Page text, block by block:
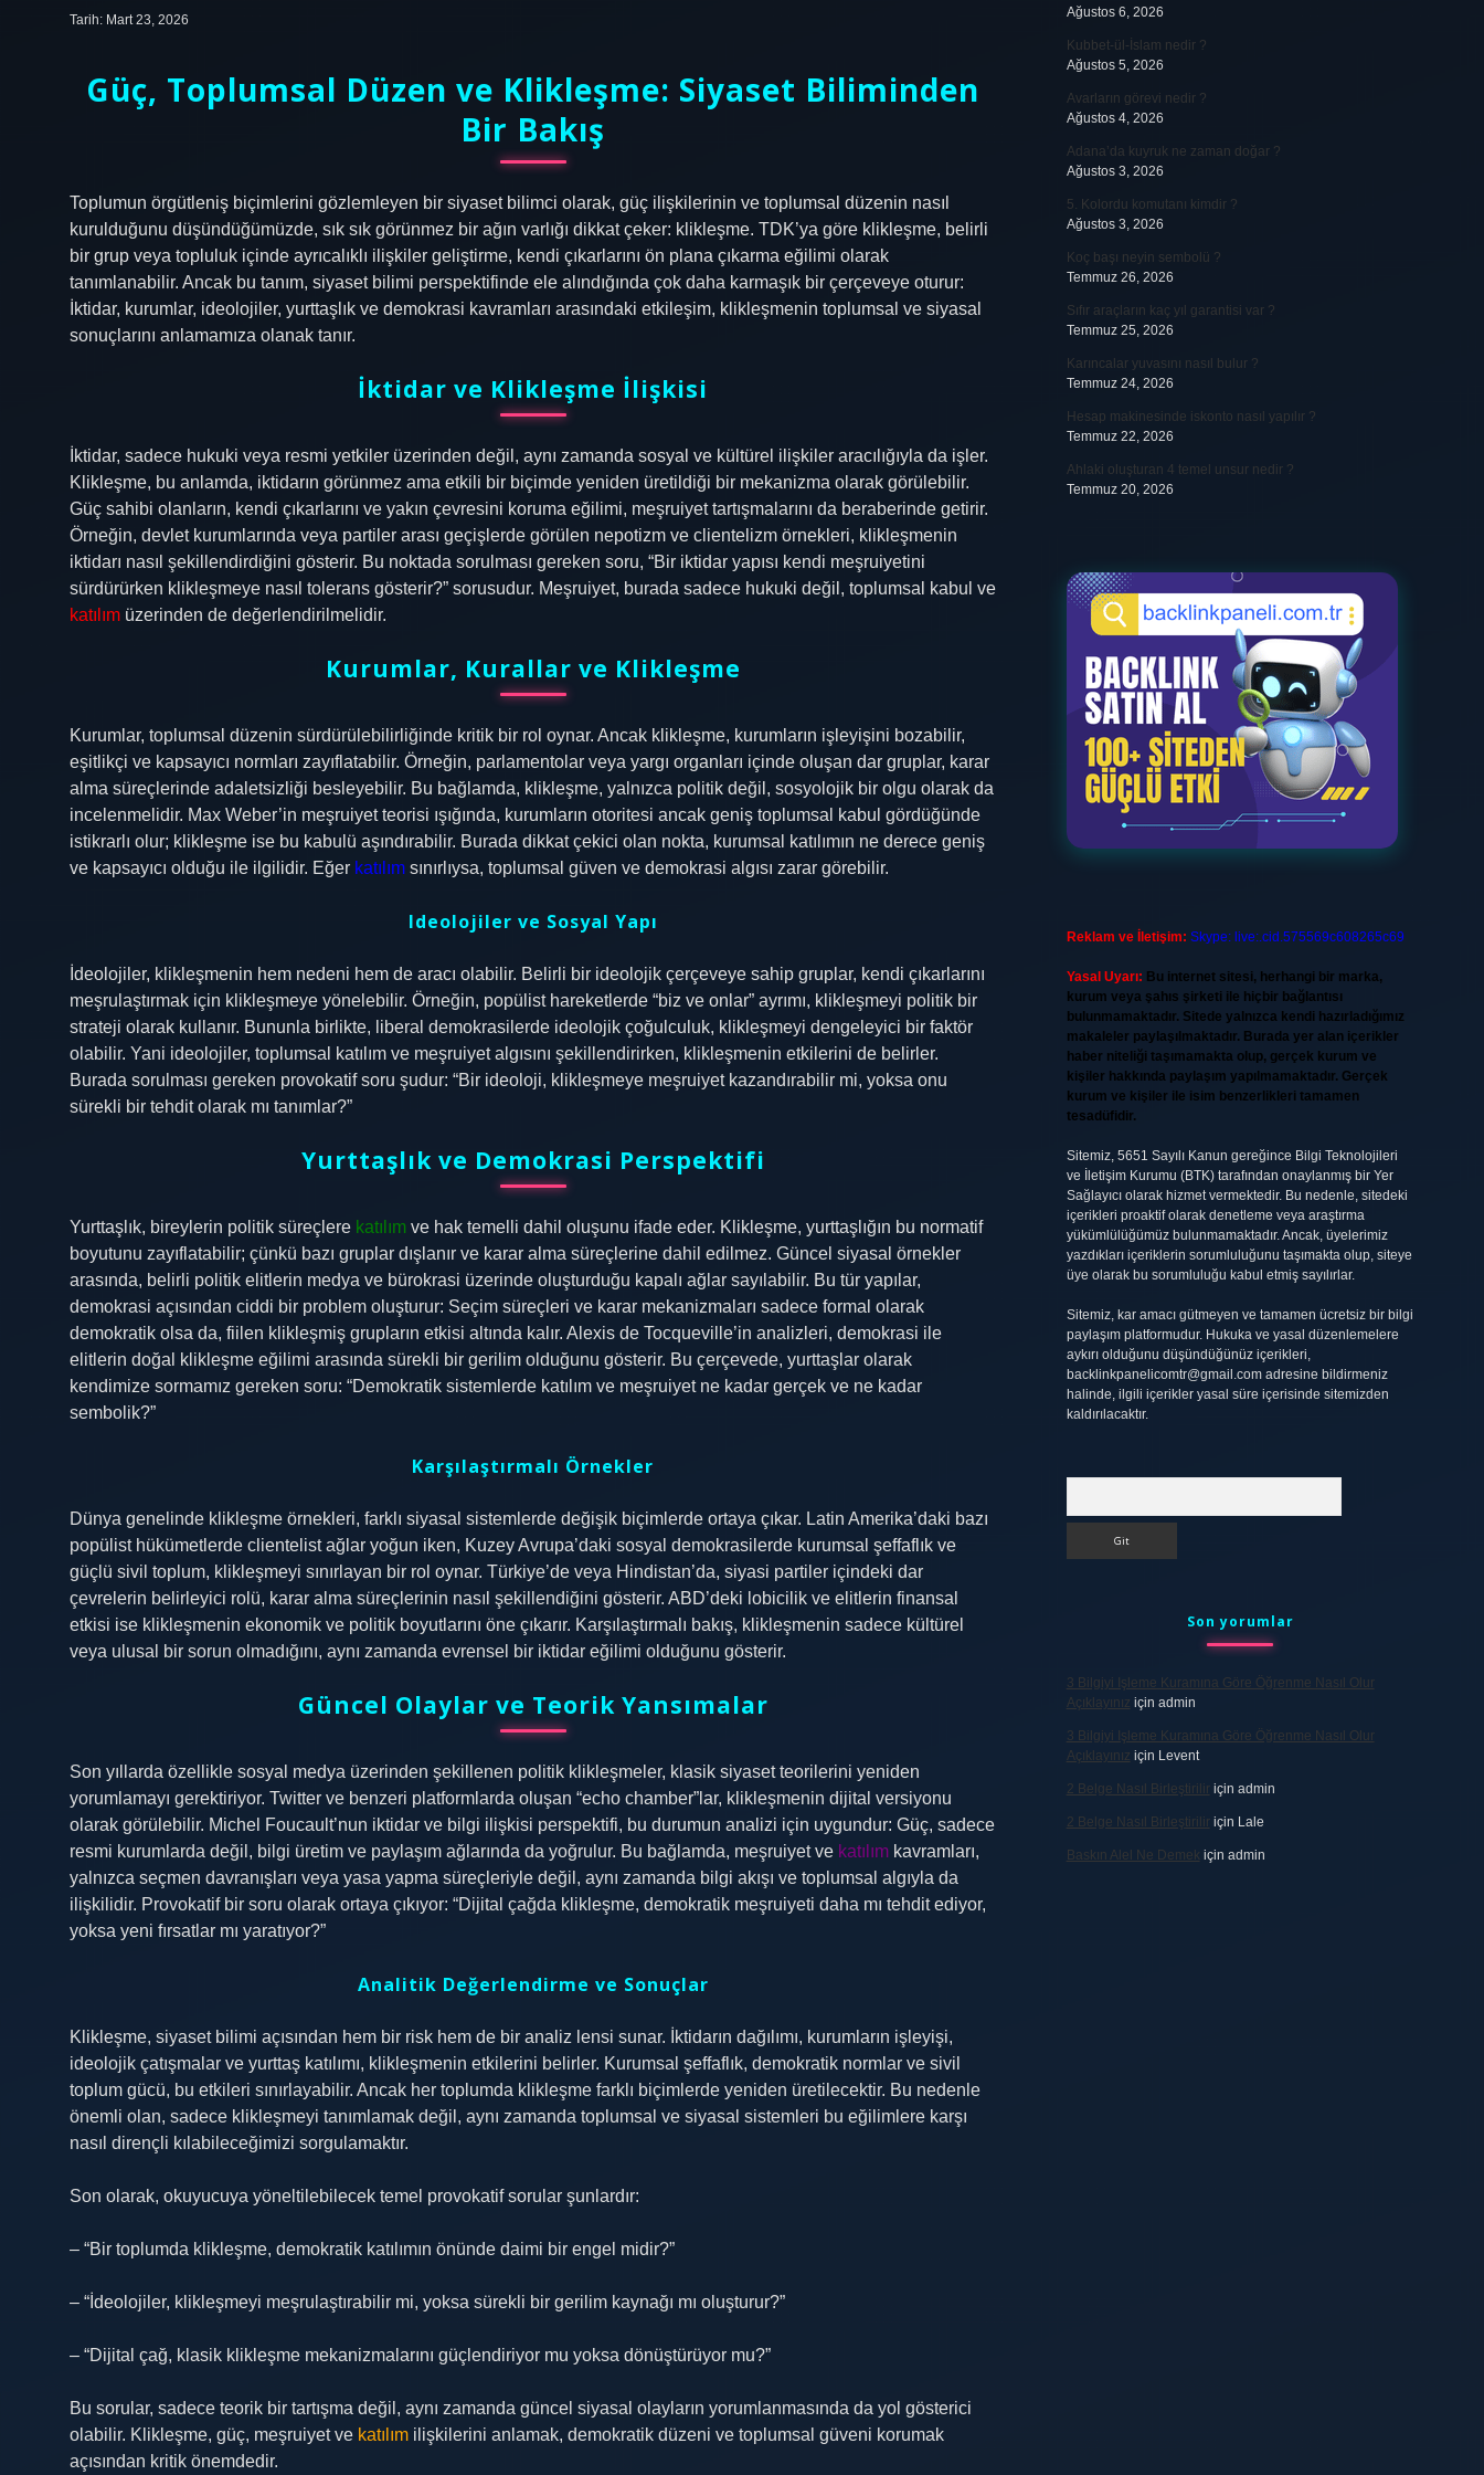
Tarih: Mart 23, 2026
Güç, Toplumsal Düzen ve Klikleşme: Siyaset Biliminden
Bir Bakış
Toplumun örgütleniş biçimlerini gözlemleyen bir siyaset bilimci olarak, güç ilişkilerinin ve toplumsal düzenin nasıl
kurulduğunu düşündüğümüzde, sık sık görünmez bir ağın varlığı dikkat çeker: klikleşme. TDK’ya göre klikleşme, belirli
bir grup veya topluluk içinde ayrıcalıklı ilişkiler geliştirme, kendi çıkarlarını ön plana çıkarma eğilimi olarak
tanımlanabilir. Ancak bu tanım, siyaset bilimi perspektifinde ele alındığında çok daha karmaşık bir çerçeveye oturur:
İktidar, kurumlar, ideolojiler, yurttaşlık ve demokrasi kavramları arasındaki etkileşim, klikleşmenin toplumsal ve siyasal
sonuçlarını anlamamıza olanak tanır.
İktidar ve Klikleşme İlişkisi
İktidar, sadece hukuki veya resmi yetkiler üzerinden değil, aynı zamanda sosyal ve kültürel ilişkiler aracılığıyla da işler.
Klikleşme, bu anlamda, iktidarın görünmez ama etkili bir biçimde yeniden üretildiği bir mekanizma olarak görülebilir.
Güç sahibi olanların, kendi çıkarlarını ve yakın çevresini koruma eğilimi, meşruiyet tartışmalarını da beraberinde getirir.
Örneğin, devlet kurumlarında veya partiler arası geçişlerde görülen nepotizm ve clientelizm örnekleri, klikleşmenin
iktidarı nasıl şekillendirdiğini gösterir. Bu noktada sorulması gereken soru, “Bir iktidar yapısı kendi meşruiyetini
sürdürürken klikleşmeye nasıl tolerans gösterir?” sorusudur. Meşruiyet, burada sadece hukuki değil, toplumsal kabul ve
katılım üzerinden de değerlendirilmelidir.
Kurumlar, Kurallar ve Klikleşme
Kurumlar, toplumsal düzenin sürdürülebilirliğinde kritik bir rol oynar. Ancak klikleşme, kurumların işleyişini bozabilir,
eşitlikçi ve kapsayıcı normları zayıflatabilir. Örneğin, parlamentolar veya yargı organları içinde oluşan dar gruplar, karar
alma süreçlerinde adaletsizliği besleyebilir. Bu bağlamda, klikleşme, yalnızca politik değil, sosyolojik bir olgu olarak da
incelenmelidir. Max Weber’in meşruiyet teorisi ışığında, kurumların otoritesi ancak geniş toplumsal kabul gördüğünde
istikrarlı olur; klikleşme ise bu kabulü aşındırabilir. Burada dikkat çekici olan nokta, kurumsal katılımın ne derece geniş
ve kapsayıcı olduğu ile ilgilidir. Eğer katılım sınırlıysa, toplumsal güven ve demokrasi algısı zarar görebilir.
Ideolojiler ve Sosyal Yapı
İdeolojiler, klikleşmenin hem nedeni hem de aracı olabilir. Belirli bir ideolojik çerçeveye sahip gruplar, kendi çıkarlarını
meşrulaştırmak için klikleşmeye yönelebilir. Örneğin, popülist hareketlerde “biz ve onlar” ayrımı, klikleşmeyi politik bir
strateji olarak kullanır. Bununla birlikte, liberal demokrasilerde ideolojik çoğulculuk, klikleşmeyi dengeleyici bir faktör
olabilir. Yani ideolojiler, toplumsal katılım ve meşruiyet algısını şekillendirirken, klikleşmenin etkilerini de belirler.
Burada sorulması gereken provokatif soru şudur: “Bir ideoloji, klikleşmeye meşruiyet kazandırabilir mi, yoksa onu
sürekli bir tehdit olarak mı tanımlar?”
Yurttaşlık ve Demokrasi Perspektifi
Yurttaşlık, bireylerin politik süreçlere katılım ve hak temelli dahil oluşunu ifade eder. Klikleşme, yurttaşlığın bu normatif
boyutunu zayıflatabilir; çünkü bazı gruplar dışlanır ve karar alma süreçlerine dahil edilmez. Güncel siyasal örnekler
arasında, belirli politik elitlerin medya ve bürokrasi üzerinde oluşturduğu kapalı ağlar sayılabilir. Bu tür yapılar,
demokrasi açısından ciddi bir problem oluşturur: Seçim süreçleri ve karar mekanizmaları sadece formal olarak
demokratik olsa da, fiilen klikleşmiş grupların etkisi altında kalır. Alexis de Tocqueville’in analizleri, demokrasi ile
elitlerin doğal klikleşme eğilimi arasında sürekli bir gerilim olduğunu gösterir. Bu çerçevede, yurttaşlar olarak
kendimize sormamız gereken soru: “Demokratik sistemlerde katılım ve meşruiyet ne kadar gerçek ve ne kadar
sembolik?”
Karşılaştırmalı Örnekler
Dünya genelinde klikleşme örnekleri, farklı siyasal sistemlerde değişik biçimlerde ortaya çıkar. Latin Amerika’daki bazı
popülist hükümetlerde clientelist ağlar yoğun iken, Kuzey Avrupa’daki sosyal demokrasilerde kurumsal şeffaflık ve
güçlü sivil toplum, klikleşmeyi sınırlayan bir rol oynar. Türkiye’de veya Hindistan’da, siyasi partiler içindeki dar
çevrelerin belirleyici rolü, karar alma süreçlerinin nasıl şekillendiğini gösterir. ABD’deki lobicilik ve elitlerin finansal
etkisi ise klikleşmenin ekonomik ve politik boyutlarını öne çıkarır. Karşılaştırmalı bakış, klikleşmenin sadece kültürel
veya ulusal bir sorun olmadığını, aynı zamanda evrensel bir iktidar eğilimi olduğunu gösterir.
Güncel Olaylar ve Teorik Yansımalar
Son yıllarda özellikle sosyal medya üzerinden şekillenen politik klikleşmeler, klasik siyaset teorilerini yeniden
yorumlamayı gerektiriyor. Twitter ve benzeri platformlarda oluşan “echo chamber”lar, klikleşmenin dijital versiyonu
olarak görülebilir. Michel Foucault’nun iktidar ve bilgi ilişkisi perspektifi, bu durumun analizi için uygundur: Güç, sadece
resmi kurumlarda değil, bilgi üretim ve paylaşım ağlarında da yoğrulur. Bu bağlamda, meşruiyet ve katılım kavramları,
yalnızca seçmen davranışları veya yasa yapma süreçleriyle değil, aynı zamanda bilgi akışı ve toplumsal algıyla da
ilişkilidir. Provokatif bir soru olarak ortaya çıkıyor: “Dijital çağda klikleşme, demokratik meşruiyeti daha mı tehdit ediyor,
yoksa yeni fırsatlar mı yaratıyor?”
Analitik Değerlendirme ve Sonuçlar
Klikleşme, siyaset bilimi açısından hem bir risk hem de bir analiz lensi sunar. İktidarın dağılımı, kurumların işleyişi,
ideolojik çatışmalar ve yurttaş katılımı, klikleşmenin etkilerini belirler. Kurumsal şeffaflık, demokratik normlar ve sivil
toplum gücü, bu etkileri sınırlayabilir. Ancak her toplumda klikleşme farklı biçimlerde yeniden üretilecektir. Bu nedenle
önemli olan, sadece klikleşmeyi tanımlamak değil, aynı zamanda toplumsal ve siyasal sistemleri bu eğilimlere karşı
nasıl dirençli kılabileceğimizi sorgulamaktır.
Son olarak, okuyucuya yöneltilebilecek temel provokatif sorular şunlardır:
– “Bir toplumda klikleşme, demokratik katılımın önünde daimi bir engel midir?”
– “İdeolojiler, klikleşmeyi meşrulaştırabilir mi, yoksa sürekli bir gerilim kaynağı mı oluşturur?”
– “Dijital çağ, klasik klikleşme mekanizmalarını güçlendiriyor mu yoksa dönüştürüyor mu?”
Bu sorular, sadece teorik bir tartışma değil, aynı zamanda güncel siyasal olayların yorumlanmasında da yol gösterici
olabilir. Klikleşme, güç, meşruiyet ve katılım ilişkilerini anlamak, demokratik düzeni ve toplumsal güveni korumak
açısından kritik önemdedir.
Ağustos 6, 2026
Kubbet-ül-İslam nedir ?
Ağustos 5, 2026
Avarların görevi nedir ?
Ağustos 4, 2026
Adana’da kuyruk ne zaman doğar ?
Ağustos 3, 2026
5. Kolordu komutanı kimdir ?
Ağustos 3, 2026
Koç başı neyin sembolü ?
Temmuz 26, 2026
Sıfır araçların kaç yıl garantisi var ?
Temmuz 25, 2026
Karıncalar yuvasını nasıl bulur ?
Temmuz 24, 2026
Hesap makinesinde iskonto nasıl yapılır ?
Temmuz 22, 2026
Ahlaki oluşturan 4 temel unsur nedir ?
Temmuz 20, 2026
Reklam ve İletişim: Skype: live:.cid.575569c608265c69
Yasal Uyarı: Bu internet sitesi, herhangi bir marka,
kurum veya şahıs şirketi ile hiçbir bağlantısı
bulunmamaktadır. Sitede yalnızca kendi hazırladığımız
makaleler paylaşılmaktadır. Burada yer alan içerikler
haber niteliği taşımamakta olup, gerçek kurum ve
kişiler hakkında paylaşım yapılmamaktadır. Gerçek
kurum ve kişiler ile isim benzerlikleri tamamen
tesadüfidir.
Sitemiz, 5651 Sayılı Kanun gereğince Bilgi Teknolojileri
ve İletişim Kurumu (BTK) tarafından onaylanmış bir Yer
Sağlayıcı olarak hizmet vermektedir. Bu nedenle, sitedeki
içerikleri proaktif olarak denetleme veya araştırma
yükümlülüğümüz bulunmamaktadır. Ancak, üyelerimiz
yazdıkları içeriklerin sorumluluğunu taşımakta olup, siteye
üye olarak bu sorumluluğu kabul etmiş sayılırlar.
Sitemiz, kar amacı gütmeyen ve tamamen ücretsiz bir bilgi
paylaşım platformudur. Hukuka ve yasal düzenlemelere
aykırı olduğunu düşündüğünüz içerikleri,
backlinkpanelicomtr@gmail.comadresine bildirmeniz
halinde, ilgili içerikler yasal süre içerisinde sitemizden
kaldırılacaktır.
Son yorumlar
3 Bilgiyi Işleme Kuramına Göre Öğrenme Nasıl Olur
Açıklayınız için admin
3 Bilgiyi Işleme Kuramına Göre Öğrenme Nasıl Olur
Açıklayınız için Levent
2 Belge Nasıl Birleştiriliriçin admin
2 Belge Nasıl Birleştiriliriçin Lale
Baskın Alel Ne Demek için admin